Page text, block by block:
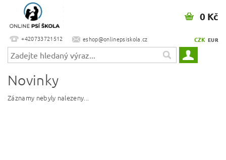
+420733721512 eshop@onlinepsiskola.cz CZK EUR
0 Kč
Novinky
Záznamy nebyly nalezeny...